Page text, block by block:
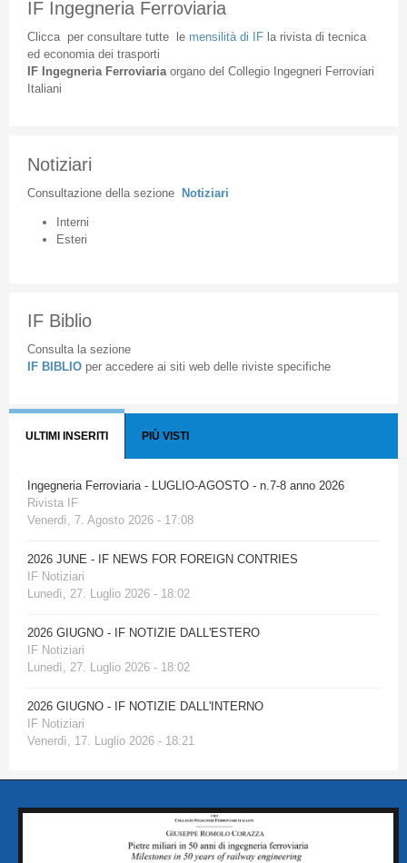
IF Ingegneria Ferroviaria
Cliccaper consultare tuttele mensilità di IFla rivista di tecnica
ed economia dei trasporti
IF Ingegneria Ferroviaria organodel Collegio Ingegneri Ferroviari
Italiani
Notiziari
Consultazione della sezione Notiziari
Interni
Esteri
IF Biblio
Consulta la sezione
IF BIBLIO per accedere ai siti web delle riviste specifiche
ULTIMI INSERITI PIÙ VISTI
Ingegneria Ferroviaria - LUGLIO-AGOSTO - n.7-8 anno 2026
Rivista IF
Venerdì, 7. Agosto 2026 - 17:08
2026 JUNE - IF NEWS FOR FOREIGN CONTRIES
IF Notiziari
Lunedì, 27. Luglio 2026 - 18:02
2026 GIUGNO - IF NOTIZIE DALL'ESTERO
IF Notiziari
Lunedì, 27. Luglio 2026 - 18:02
2026 GIUGNO - IF NOTIZIE DALL'INTERNO
IF Notiziari
Venerdì, 17. Luglio 2026 - 18:21